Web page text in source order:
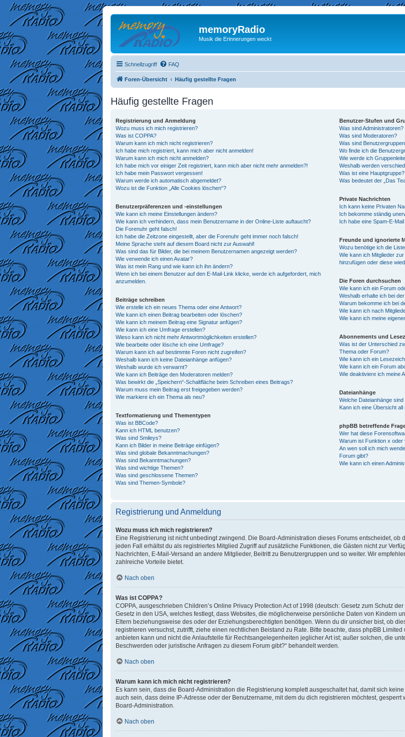
memoryRadio
Musik die Erinnerungen weckt
Schnellzugriff FAQ
Foren-Übersicht Häufig gestellte Fragen
Häufig gestellte Fragen
Registrierung und Anmeldung
Wozu muss ich mich registrieren?
Was ist COPPA?
Warum kann ich mich nicht registrieren?
Ich habe mich registriert, kann mich aber nicht anmelden!
Warum kann ich mich nicht anmelden?
Ich habe mich vor einiger Zeit registriert, kann mich aber nicht mehr anmelden?!
Ich habe mein Passwort vergessen!
Warum werde ich automatisch abgemeldet?
Wozu ist die Funktion „Alle Cookies löschen“?
Benutzerpräferenzen und -einstellungen
Wie kann ich meine Einstellungen ändern?
Wie kann ich verhindern, dass mein Benutzername in der Online-Liste auftaucht?
Die Forenuhr geht falsch!
Ich habe die Zeitzone eingestellt, aber die Forenuhr geht immer noch falsch!
Meine Sprache steht auf diesem Board nicht zur Auswahl!
Was sind das für Bilder, die bei meinem Benutzernamen angezeigt werden?
Wie verwende ich einen Avatar?
Was ist mein Rang und wie kann ich ihn ändern?
Wenn ich bei einem Benutzer auf den E-Mail-Link klicke, werde ich aufgefordert, mich
anzumelden.
Beiträge schreiben
Wie erstelle ich ein neues Thema oder eine Antwort?
Wie kann ich einen Beitrag bearbeiten oder löschen?
Wie kann ich meinem Beitrag eine Signatur anfügen?
Wie kann ich eine Umfrage erstellen?
Wieso kann ich nicht mehr Antwortmöglichkeiten erstellen?
Wie bearbeite oder lösche ich eine Umfrage?
Warum kann ich auf bestimmte Foren nicht zugreifen?
Weshalb kann ich keine Dateianhänge anfügen?
Weshalb wurde ich verwarnt?
Wie kann ich Beiträge den Moderatoren melden?
Was bewirkt die „Speichern“-Schaltfläche beim Schreiben eines Beitrags?
Warum muss mein Beitrag erst freigegeben werden?
Wie markiere ich ein Thema als neu?
Textformatierung und Thementypen
Was ist BBCode?
Kann ich HTML benutzen?
Was sind Smileys?
Kann ich Bilder in meine Beiträge einfügen?
Was sind globale Bekanntmachungen?
Was sind Bekanntmachungen?
Was sind wichtige Themen?
Was sind geschlossene Themen?
Was sind Themen-Symbole?
Benutzer-Stufen und
Was sind Administratoren?
Was sind Moderatoren?
Was sind
Wo finde ich die
Wie werde ich
Weshalb werden
Was ist eine Hauptgruppe?
Was bedeutet der „Das
Private Nachrichten
Ich kann keine Privaten
Ich bekomme ständig
Ich habe eine Spam-E-
Freunde und ignorierte
Wozu benötige ich die
Wie kann ich Mitglieder
hinzufügen oder diese
Die Foren durchsuchen
Wie kann ich ein Forum
Weshalb erhalte ich bei
Warum bekomme ich bei
Wie kann ich nach
Wie kann ich meine
Abonnements und
Was ist der Unterschied
Thema oder Forum?
Wie kann ich ein
Wie kann ich ein Forum
Wie deaktiviere ich meine
Dateianhänge
Welche Dateianhänge
Kann ich eine Übersicht
phpBB betreffende
Wer hat diese
Warum ist Funktion x oder
An wen soll ich mich
Forum gibt?
Wie kann ich einen
Registrierung und Anmeldung
Wozu muss ich mich registrieren?
Eine Registrierung ist nicht unbedingt zwingend. Die Board-Administration dieses Forums entscheidet, ob
jeden Fall erhältst du als registriertes Mitglied Zugriff auf zusätzliche Funktionen, die Gästen nicht zur
Nachrichten, E-Mail-Versand an andere Mitglieder, Beitritt zu Benutzergruppen und so weiter. Wir
zahlreiche Vorteile bietet.
Nach oben
Was ist COPPA?
COPPA, ausgeschrieben Children’s Online Privacy Protection Act of 1998 (deutsch: Gesetz zum Schutz
Gesetz in den USA, welches festlegt, dass Websites, die möglicherweise persönliche Daten von Kindern
Eltern beziehungsweise des oder der Erziehungsberechtigten benötigen. Wenn du dir unsicher bist, ob
registrieren versuchst, zutrifft, ziehe einen rechtlichen Beistand zu Rate. Bitte beachte, dass phpBB
anbieten kann und nicht die Anlaufstelle für Rechtsangelegenheiten jeglicher Art ist; außer solchen, die
Beschwerden oder juristische Anfragen zu diesem Forum gibt?“ behandelt werden.
Nach oben
Warum kann ich mich nicht registrieren?
Es kann sein, dass die Board-Administration die Registrierung komplett ausgeschaltet hat, damit sich
auch sein, dass deine IP-Adresse oder der Benutzername, mit dem du dich registrieren möchtest,
Board-Administration.
Nach oben